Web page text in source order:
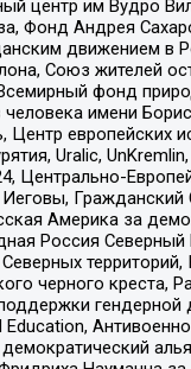
центр им Вудро
Фонд Андрея
движением в
Союз жителей
фонд
имени
Центр европейских
Uralic,
Центрально-
Америка за
Россия
черного креста,
гендерной